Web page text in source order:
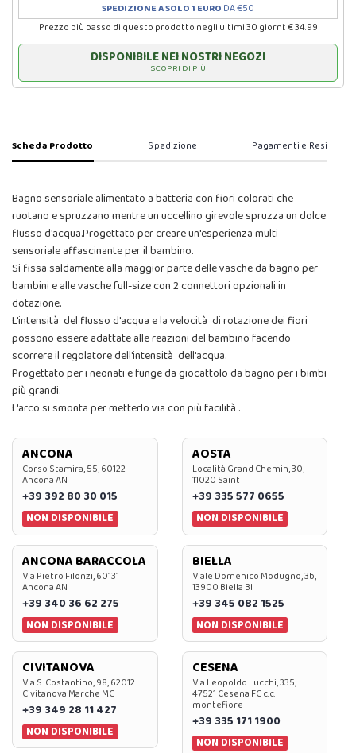
SPEDIZIONE A SOLO 1 EURO DA €50
Prezzo più basso di questo prodotto negli ultimi 30 giorni: € 34.99
DISPONIBILE NEI NOSTRI NEGOZI
SCOPRI DI PIÙ
Scheda Prodotto Spedizione Pagamenti e Resi
Bagno sensoriale alimentato a batteria con fiori colorati che
ruotano e spruzzano mentre un uccellino girevole spruzza un dolce
flusso d'acqua.Progettato per creare un'esperienza multi-
sensoriale affascinante per il bambino.
Si fissa saldamente alla maggior parte delle vasche da bagno per
bambini e alle vasche full-size con 2 connettori opzionali in
dotazione.
L'intensità del flusso d'acqua e la velocità di rotazione dei fiori
possono essere adattate alle reazioni del bambino facendo
scorrere il regolatore dell'intensità dell'acqua.
Progettato per i neonati e funge da giocattolo da bagno per i bimbi
più grandi.
L'arco si smonta per metterlo via con più facilità .
ANCONA
Corso Stamira, 55, 60122
Ancona AN
+39 392 80 30 015
NON DISPONIBILE
AOSTA
Località Grand Chemin, 30,
11020 Saint
+39 335 577 0655
NON DISPONIBILE
ANCONA BARACCOLA
Via Pietro Filonzi, 60131
Ancona AN
+39 340 36 62 275
NON DISPONIBILE
BIELLA
Viale Domenico Modugno, 3b,
13900 Biella BI
+39 345 082 1525
NON DISPONIBILE
CIVITANOVA
Via S. Costantino, 98, 62012
Civitanova Marche MC
+39 349 28 11 427
NON DISPONIBILE
CESENA
Via Leopoldo Lucchi, 335,
47521 Cesena FC c.c.
montefiore
+39 335 171 1900
NON DISPONIBILE